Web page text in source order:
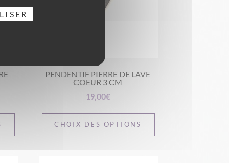
PENDENTIF PIERRE DE LAVE
COEUR 3 CM
19,00€
CHOIX DES OPTIONS